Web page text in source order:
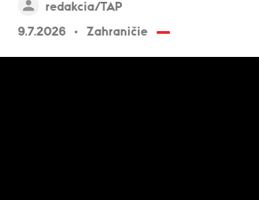
redakcia/TAP
9.7.2026
Zahraničie